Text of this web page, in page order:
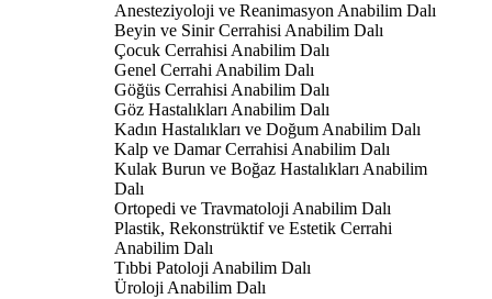
Anesteziyoloji ve Reanimasyon Anabilim Dalı
Beyin ve Sinir Cerrahisi Anabilim Dalı
Çocuk Cerrahisi Anabilim Dalı
Genel Cerrahi Anabilim Dalı
Göğüs Cerrahisi Anabilim Dalı
Göz Hastalıkları Anabilim Dalı
Kadın Hastalıkları ve Doğum Anabilim Dalı
Kalp ve Damar Cerrahisi Anabilim Dalı
Kulak Burun ve Boğaz Hastalıkları Anabilim
Dalı
Ortopedi ve Travmatoloji Anabilim Dalı
Plastik, Rekonstrüktif ve Estetik Cerrahi
Anabilim Dalı
Tıbbi Patoloji Anabilim Dalı
Üroloji Anabilim Dalı